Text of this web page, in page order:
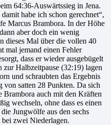
64:36-Auswärtssieg in Jena.
habe ich schon gerechnet“,
Marcus Brambora. In der Höhe
aber doch ein wenig
dieses Mal über die vollen 40
mal jemand einen Fehler
dass er wieder ausgebügelt
Halbzeitpause (32:19) lagen
und schraubten das Ergebnis
von satten 28 Punkten. Da sich
Brambora auch mit den Kräften
wechseln, ohne dass es einen
Jungwölfe aus den sechs
zwei Niederlagen.